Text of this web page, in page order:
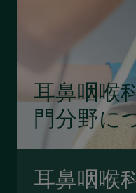
耳鼻咽喉
門分野に
耳鼻咽喉